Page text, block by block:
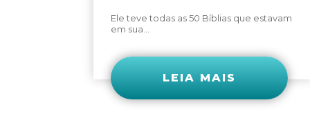
Ele teve todas as 50 Bíblias que estavam
em sua...
LEIA MAIS